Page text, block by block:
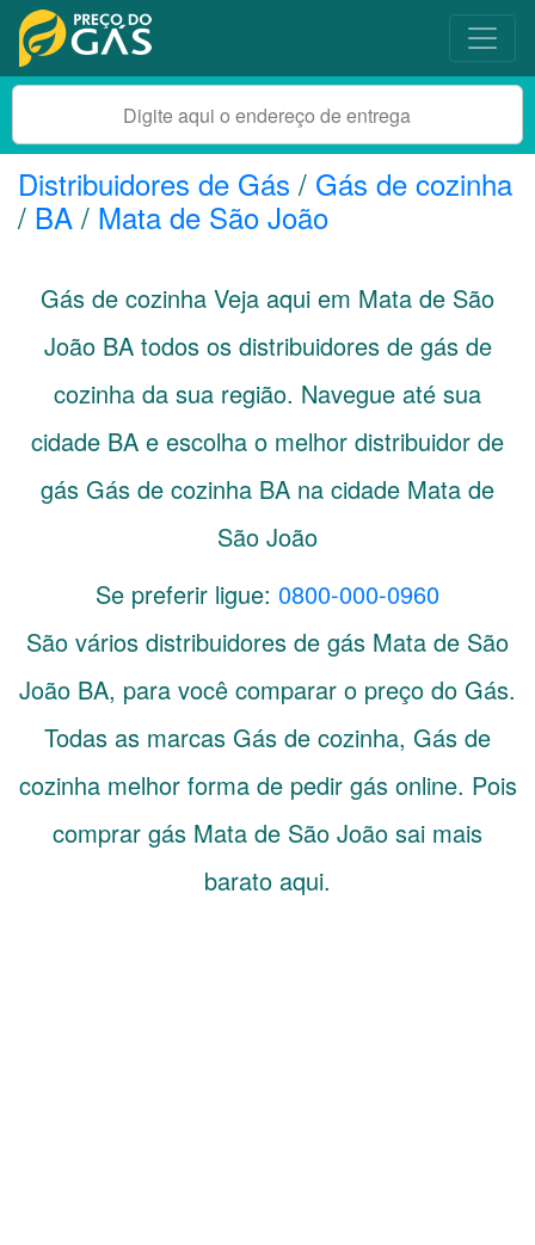
Distribuidores de Gás / Gás de cozinha
/ BA / Mata de São João
Gás de cozinha Veja aqui em Mata de São
João BAtodos os distribuidores de gás de
cozinha da sua região. Navegue até sua
cidade BA e escolha o melhor distribuidor de
gás Gás de cozinha BA na cidade Mata de
São João
Se preferir ligue: 0800-000-0960
São vários distribuidores de gás Mata de São
João BA, para você comparar o preço do Gás.
Todas as marcas Gás de cozinha, Gás de
cozinha melhor forma de pedir gás online. Pois
comprar gás Mata de São João sai mais
barato aqui.